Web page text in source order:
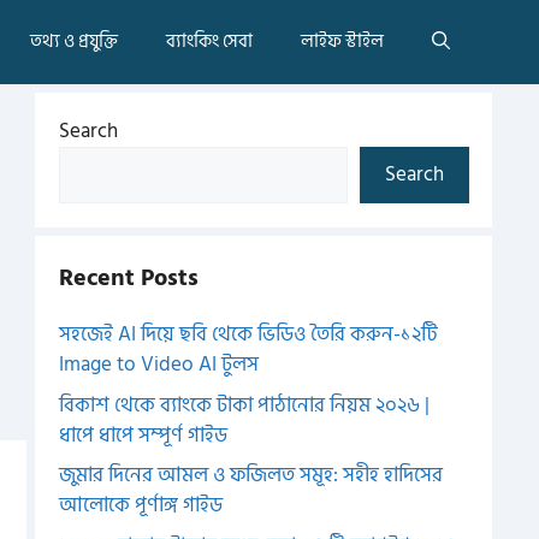
তথ্য ও প্রযুক্তি ব্যাংকিং সেবা লাইফ স্টাইল
Search
Search
Recent Posts
সহজেই AI দিয়ে ছবি থেকে ভিডিও তৈরি করুন-১২টি
Image to Video AI টুলস
বিকাশ থেকে ব্যাংকে টাকা পাঠানোর নিয়ম ২০২৬ |
ধাপে ধাপে সম্পূর্ণ গাইড
জুমার দিনের আমল ও ফজিলত সমূহ: সহীহ হাদিসের
আলোকে পূর্ণাঙ্গ গাইড